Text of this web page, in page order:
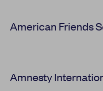
American Friends
Amnesty